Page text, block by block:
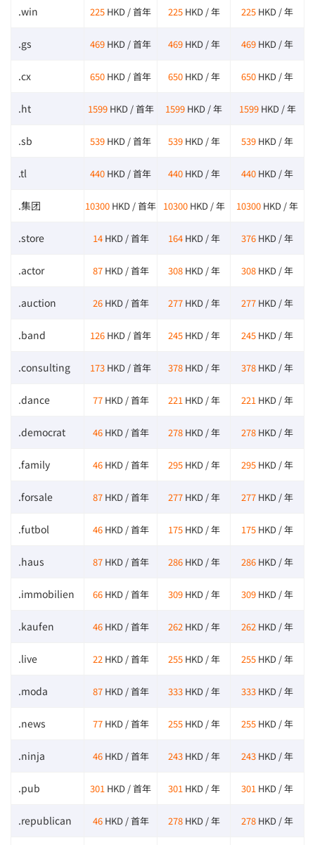
.win 225 HKD / 首年 225 HKD / 年 225 HKD / 年
.gs 469 HKD / 首年 469 HKD / 年 469 HKD / 年
.cx 650 HKD / 首年 650 HKD / 年 650 HKD / 年
.ht 1599 HKD / 首年 1599 HKD / 年 1599 HKD / 年
.sb 539 HKD / 首年 539 HKD / 年 539 HKD / 年
.tl 440 HKD / 首年 440 HKD / 年 440 HKD / 年
.集团 10300 HKD / 首年 10300 HKD / 年 10300 HKD / 年
.store 14 HKD / 首年 164 HKD / 年 376 HKD / 年
.actor 87 HKD / 首年 308 HKD / 年 308 HKD / 年
.auction 26 HKD / 首年 277 HKD / 年 277 HKD / 年
.band 126 HKD / 首年 245 HKD / 年 245 HKD / 年
.consulting 173 HKD / 首年 378 HKD / 年 378 HKD / 年
.dance 77 HKD / 首年 221 HKD / 年 221 HKD / 年
.democrat 46 HKD / 首年 278 HKD / 年 278 HKD / 年
.family 46 HKD / 首年 295 HKD / 年 295 HKD / 年
.forsale 87 HKD / 首年 277 HKD / 年 277 HKD / 年
.futbol 46 HKD / 首年 175 HKD / 年 175 HKD / 年
.haus 87 HKD / 首年 286 HKD / 年 286 HKD / 年
.immobilien 66 HKD / 首年 309 HKD / 年 309 HKD / 年
.kaufen 46 HKD / 首年 262 HKD / 年 262 HKD / 年
.live 22 HKD / 首年 255 HKD / 年 255 HKD / 年
.moda 87 HKD / 首年 333 HKD / 年 333 HKD / 年
.news 77 HKD / 首年 255 HKD / 年 255 HKD / 年
.ninja 46 HKD / 首年 243 HKD / 年 243 HKD / 年
.pub 301 HKD / 首年 301 HKD / 年 301 HKD / 年
.republican 46 HKD / 首年 278 HKD / 年 278 HKD / 年